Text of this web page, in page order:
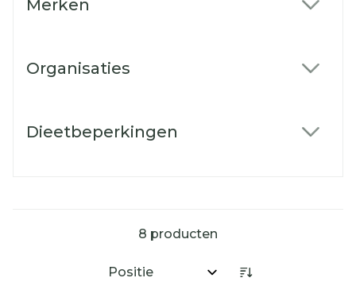
Merken
Organisaties
Dieetbeperkingen
8 producten
Sorteer op: